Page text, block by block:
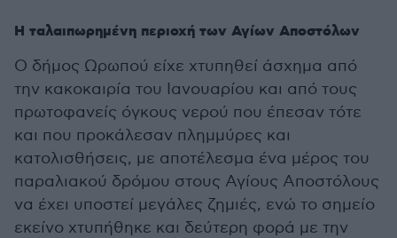
Η ταλαιπωρημένη περιοχή των Αγίων Αποστόλων
Ο δήμος Ωρωπού είχε χτυπηθεί άσχημα από
την κακοκαιρία του Ιανουαρίου και από τους
πρωτοφανείς όγκους νερού που έπεσαν τότε
και που προκάλεσαν πλημμύρες και
κατολισθήσεις, με αποτέλεσμα ένα μέρος του
παραλιακού δρόμου στους Αγίους Αποστόλους
να έχει υποστεί μεγάλες ζημιές, ενώ το σημείο
εκείνο χτυπήθηκε και δεύτερη φορά με την